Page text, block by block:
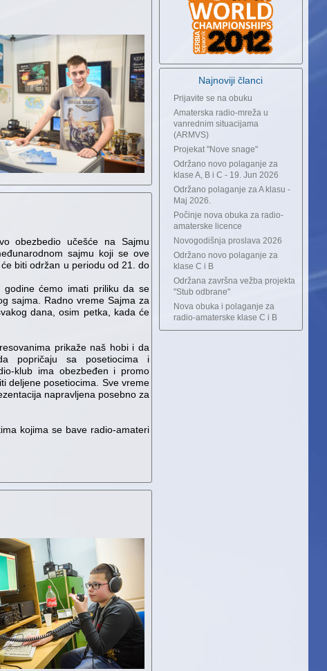
obezbedio učešće na Sajmu
sajmu koji se ove
biti održan u periodu od 21. do
ćemo imati priliku da se
sajma. Radno vreme Sajma za
dana, osim petka, kada će
prikaže naš hobi i da
popričaju sa posetiocima i
klub ima obezbeđen i promo
deljene posetiocima. Sve vreme
napravljena posebno za
kojima se bave radio-amateri
Najnoviji članci
Prijavite se na obuku
Amaterska radio-mreža u
vanrednim situacijama
(ARMVS)
Projekat "Nove snage"
Održano novo polaganje za
klase A, B i C - 19. Jun 2026
Održano polaganje za A klasu -
Maj 2026.
Počinje nova obuka za radio-
amaterske licence
Novogodišnja proslava 2026
Održano novo polaganje za
klase C i B
Održana završna vežba projekta
"Stub odbrane"
Nova obuka i polaganje za
radio-amaterske klase C i B